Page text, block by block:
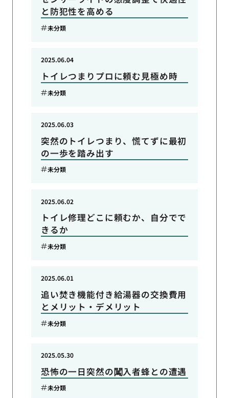
と防犯性を高める
未分類
トイレつまりプロに頼む見極め時
2025.06.04
未分類
突然のトイレつまり、慌てずに最初
の一歩を踏み出す
2025.06.03
未分類
トイレ修理どこに頼むか、自分でで
きるか
2025.06.02
未分類
追い焚き機能付き給湯器の交換費用
とメリット・デメリット
2025.06.01
未分類
恐怖の一日突然の闖入者蜂との遭遇
2025.05.30
未分類